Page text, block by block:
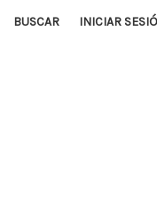
BUSCAR INICIAR